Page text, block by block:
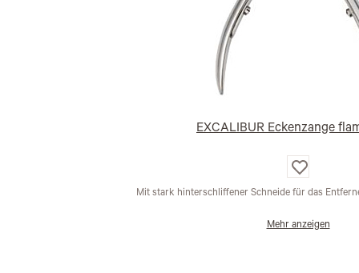
EXCALIBUR Eckenzange
Auf
die
Wunschliste
Mit stark hinterschliffener Schneide für das
Mehr anzeigen